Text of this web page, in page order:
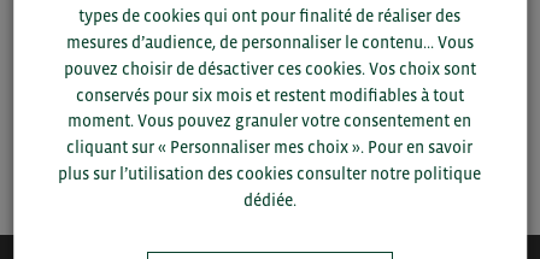
SAUVEGARDER
types de cookies qui ont pour finalité de réaliser des
mesures d’audience, de personnaliser le contenu... Vous
pouvez choisir de désactiver ces cookies. Vos choix sont
conservés pour six mois et restent modifiables à tout
moment. Vous pouvez granuler votre consentement en
cliquant sur « Personnaliser mes choix ». Pour en savoir
plus sur l’utilisation des cookies consulter notre politique
dédiée.